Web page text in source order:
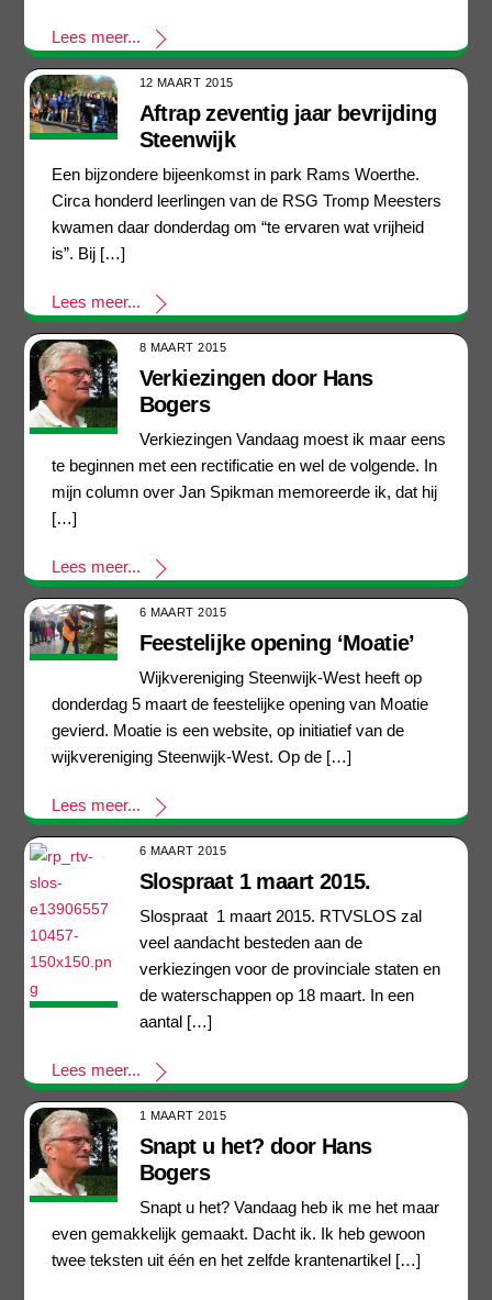
Lees meer...
12 MAART 2015
Aftrap zeventig jaar bevrijding
Steenwijk
Een bijzondere bijeenkomst in park Rams Woerthe.
Circa honderd leerlingen van de RSG Tromp Meesters
kwamen daar donderdag om “te ervaren wat vrijheid
is”. Bij […]
Lees meer...
8 MAART 2015
Verkiezingen door Hans
Bogers
Verkiezingen Vandaag moest ik maar eens
te beginnen met een rectificatie en wel de volgende. In
mijn column over Jan Spikman memoreerde ik, dat hij
[…]
Lees meer...
6 MAART 2015
Feestelijke opening ‘Moatie’
Wijkvereniging Steenwijk-West heeft op
donderdag 5 maart de feestelijke opening van Moatie
gevierd. Moatie is een website, op initiatief van de
wijkvereniging Steenwijk-West. Op de […]
Lees meer...
6 MAART 2015
Slospraat 1 maart 2015.
Slospraat 1 maart 2015. RTVSLOS zal
veel aandacht besteden aan de
verkiezingen voor de provinciale staten en
de waterschappen op 18 maart. In een
aantal […]
Lees meer...
1 MAART 2015
Snapt u het? door Hans
Bogers
Snapt u het? Vandaag heb ik me het maar
even gemakkelijk gemaakt. Dacht ik. Ik heb gewoon
twee teksten uit één en het zelfde krantenartikel […]